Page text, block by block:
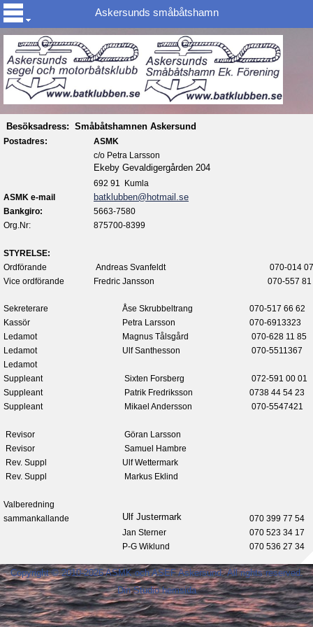
Askersunds småbåtshamn
Besöksadress: Småbåtshamnen Askersund
Postadres:
ASMK
c/o Petra Larsson
Ekeby Gevaldigergården 204
692 91 Kumla
ASMK e-mail
batklubben@hotmail.se
Bankgiro:
5663-7580
Org.Nr:
875700-8399
STYRELSE:
Ordförande
Andreas Svanfeldt
070-014
Vice ordförande
Fredric Jansson 070-557 81
Sekreterare Åse Skrubbeltrang
070-517 66 62
Kassör
Petra Larsson
070-6913323
Ledamot
Magnus Tålsgård
070-628 11 85
Ledamot
Ulf Santhesson
070-5511367
Ledamot
Suppleant
Sixten Forsberg
072-591 00 01
Suppleant
Patrik Fredriksson
0738 44 54 23
Suppleant
Mikael Andersson 070-5547421
Revisor
Göran Larsson
Revisor
Samuel Hambre
Rev. Suppl
Ulf Wettermark
Rev. Suppl
Markus Eklind
Valberedning
sammankallande
Ulf Justermark
070 399 77 54
Jan Sterner
070 523 34 17
P-G Wiklund
070 536 27 34
Copyright © 2010-2026 ASMK och ASEF Askersund. All rights reserved.
Din Studio hemsida